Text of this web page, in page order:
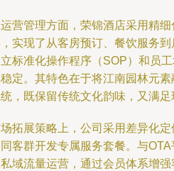
营管理方面，荣锦酒店采用精
实现了从客房预订、餐饮服务
标准化操作程序（SOP）和员
定。其特色在于将江南园林元
，既保留传统文化韵味，又满
拓展策略上，公司采用差异化
客群开发专属服务套餐。与
域流量运营，通过会员体系增